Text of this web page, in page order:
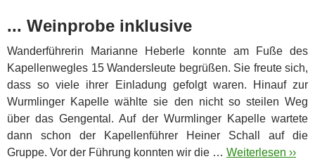
... Weinprobe inklusive
Wanderführerin Marianne Heberle konnte am Fuße des
Kapellenwegles 15 Wandersleute begrüßen. Sie freute sich,
dass so viele ihrer Einladung gefolgt waren. Hinauf zur
Wurmlinger Kapelle wählte sie den nicht so steilen Weg
über das Gengental. Auf der Wurmlinger Kapelle wartete
dann schon der Kapellenführer Heiner Schall auf die
Gruppe. Vor der Führung konnten wir die … Weiterlesen ››